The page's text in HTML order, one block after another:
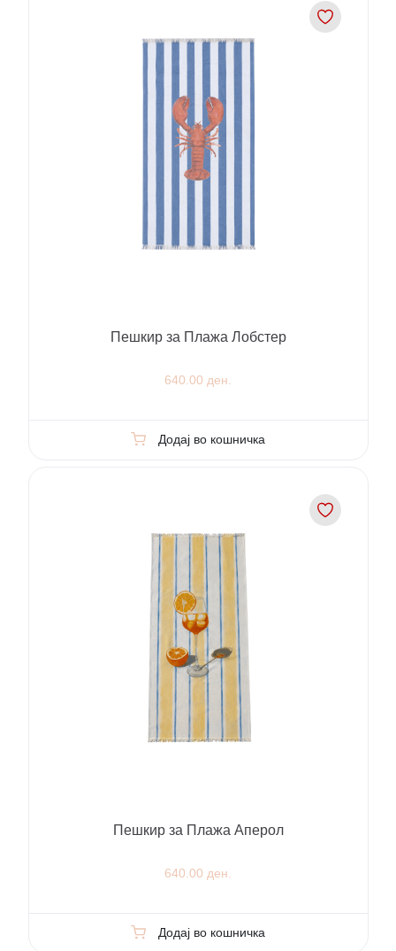
Пешкир за Плажа Лобстер
640.00 ден.
Додај во кошничка
Пешкир за Плажа Аперол
640.00 ден.
Додај во кошничка